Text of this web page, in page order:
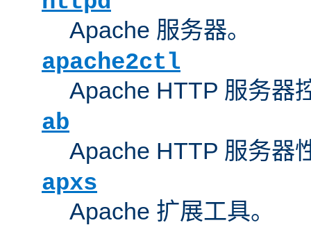
Apache 服务器。
apache2ctl
Apache HTTP 服务器
ab
Apache HTTP 服务器
apxs
Apache 扩展工具。